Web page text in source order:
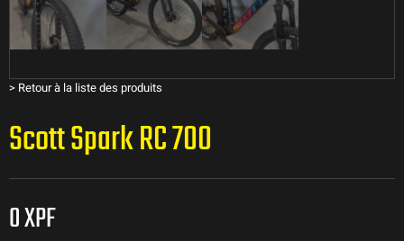
> Retour à la liste des produits
Scott Spark RC 700
0XPF